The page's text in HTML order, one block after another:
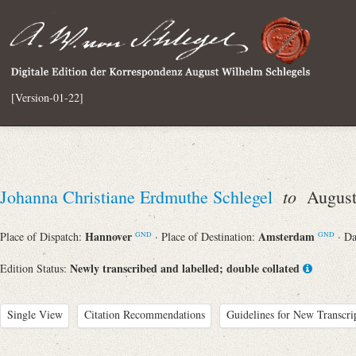
[Version-01-22]
Johanna Christiane Erdmuthe Schlegel to
Place of Dispatch: Hannover GND · Place of Destination: Amsterdam GND ·
Edition Status: Newly transcribed and labelled; double collated
Single View Citation Recommendations Guidelines for New